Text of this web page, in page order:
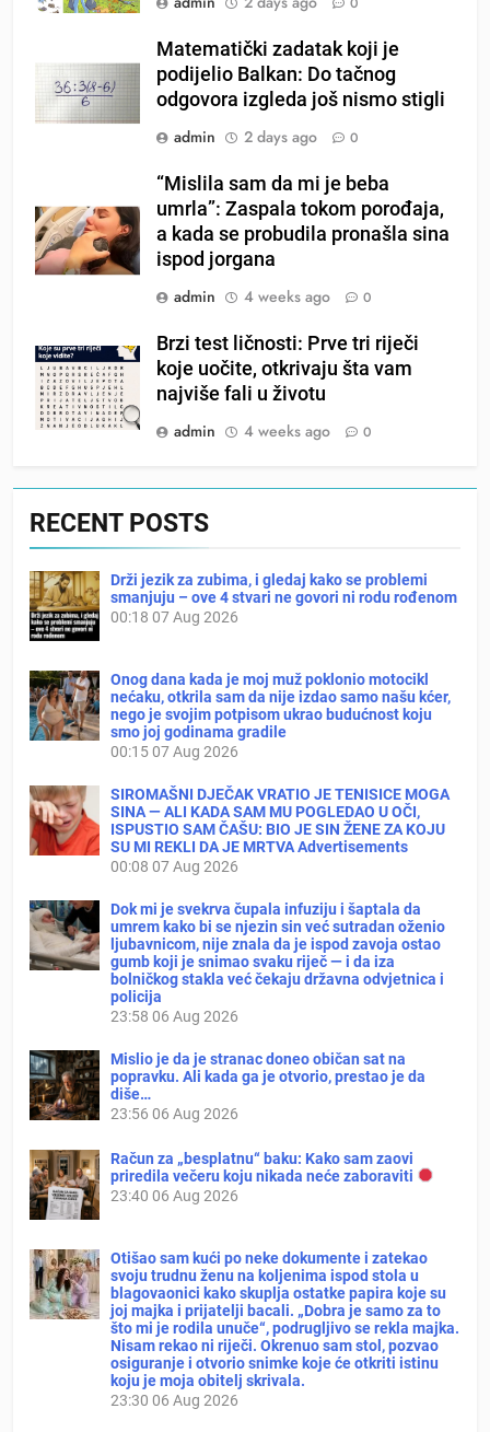
Matematički zadatak koji je
podijelio Balkan: Do tačnog
odgovora izgleda još nismo stigli
admin
2 days ago 0
“Mislila sam da mi je beba
umrla”: Zaspala tokom porođaja,
a kada se probudila pronašla sina
ispod jorgana
admin
4 weeks ago 0
Brzi test ličnosti: Prve tri riječi
koje uočite, otkrivaju šta vam
najviše fali u životu
admin
4 weeks ago 0
RECENT POSTS
Drži jezik za zubima, i gledaj kako se problemi
smanjuju – ove 4 stvari ne govori ni rodu rođenom
00:18 07 Aug 2026
Onog dana kada je moj muž poklonio motocikl
nećaku, otkrila sam da nije izdao samo našu kćer,
nego je svojim potpisom ukrao budućnost koju
smo joj godinama gradile
00:1507 Aug 2026
SIROMAŠNI DJEČAK VRATIO JE TENISICE MOGA
SINA — ALI KADA SAM MU POGLEDAO U OČI,
ISPUSTIO SAM ČAŠU: BIO JE SIN ŽENE ZA KOJU
SU MI REKLI DA JE MRTVA Advertisements
00:08 07 Aug 2026
Dok mi je svekrva čupala infuziju i šaptala da
umrem kako bi se njezin sin već sutradan oženio
ljubavnicom, nije znala da je ispod zavoja ostao
gumb koji je snimao svaku riječ — i da iza
bolničkog stakla već čekaju državna odvjetnica i
policija
23:58 06 Aug 2026
Mislio je da je stranac doneo običan sat na
popravku. Ali kada ga je otvorio, prestao je da
diše…
23:56 06 Aug 2026
Račun za „besplatnu“ baku: Kako sam zaovi
priredila večeru koju nikada neće zaboraviti
23:40 06 Aug 2026
Otišao sam kući po neke dokumente i zatekao
svoju trudnu ženu na koljenima ispod stola u
blagovaonici kako skuplja ostatke papira koje su
joj majka i prijatelji bacali. „Dobra je samo za to
što mi je rodila unuče“, podrugljivo se rekla majka.
Nisam rekao ni riječi. Okrenuo sam stol, pozvao
osiguranje i otvorio snimke koje će otkriti istinu
koju je moja obitelj skrivala.
23:30 06 Aug 2026